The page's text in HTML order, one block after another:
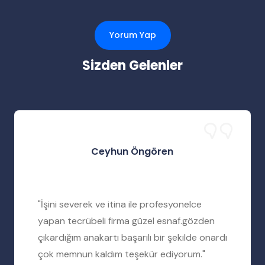
Yorum Yap
Sizden Gelenler
Ceyhun Öngören
"İşini severek ve itina ile profesyonelce
yapan tecrübeli firma güzel esnaf.gözden
çıkardığım anakartı başarılı bir şekilde onardı
çok memnun kaldım teşekür ediyorum."